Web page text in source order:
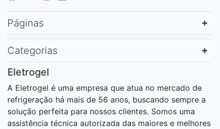
Páginas
Categorias
Eletrogel
A Eletrogel é uma empresa que atua no mercado de
refrigeração há mais de 56 anos, buscando sempre a
solução perfeita para nossos clientes. Somos uma
assistência técnica autorizada das maiores e melhores